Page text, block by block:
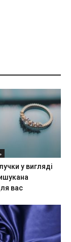
у вигляді
вас